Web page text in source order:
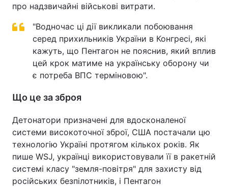
про надзвичайні військові витрати.
"Водночас ці дії викликали побоювання
серед прихильників України в Конгресі, які
кажуть, що Пентагон не пояснив, який вплив
цей крок матиме на українську оборону чи
є потреба ВПС терміновою".
Що це за зброя
Детонатори призначені для вдосконаленої
системи високоточної зброї, США постачали цю
технологію Україні протягом кількох років. Як
пише WSJ, українці використовували її в ракетній
системі класу "земля-повітря" для захисту від
російських безпілотників, і Пентагон